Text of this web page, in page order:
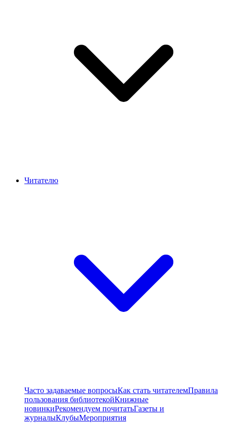
Читателю
Часто задаваемые вопросыКак стать читателемПравила
пользования библиотекойКнижные
новинкиРекомендуем почитатьГазеты и
журналыКлубыМероприятия